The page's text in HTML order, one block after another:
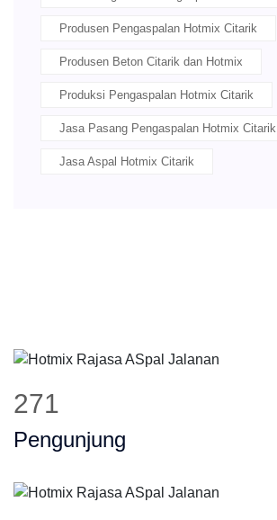
Produsen Pengaspalan Hotmix Citarik
Produsen Beton Citarik dan Hotmix
Produksi Pengaspalan Hotmix Citarik
Jasa Pasang Pengaspalan Hotmix Citarik
Jasa Aspal Hotmix Citarik
327
Pengunjung